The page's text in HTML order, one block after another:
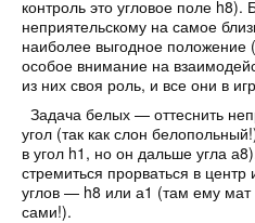
контроль это угловое поле
неприятельскому на самое
наиболее выгодное
особое внимание на
из них своя роль, и все они в
Задача белых — оттеснить
угол (так как слон
в угол h1, но он дальше угла
стремиться прорваться в
углов — h8 или а1 (там ему мат
сами!).